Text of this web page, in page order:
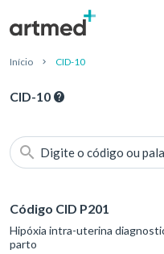
Início CID-10
CID-10
Digite o código ou
Código CID P201
Hipóxia intra-uterina
parto